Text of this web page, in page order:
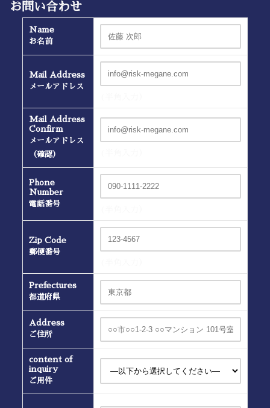
お問い合わせ
Name
お名前
Mail Address
メールアドレス
Mail Address
Confirm
メールアドレス
（確認）
Phone
Number
電話番号
Zip Code
郵便番号
Prefectures
都道府県
Address
ご住所
content of
inquiry
ご用件